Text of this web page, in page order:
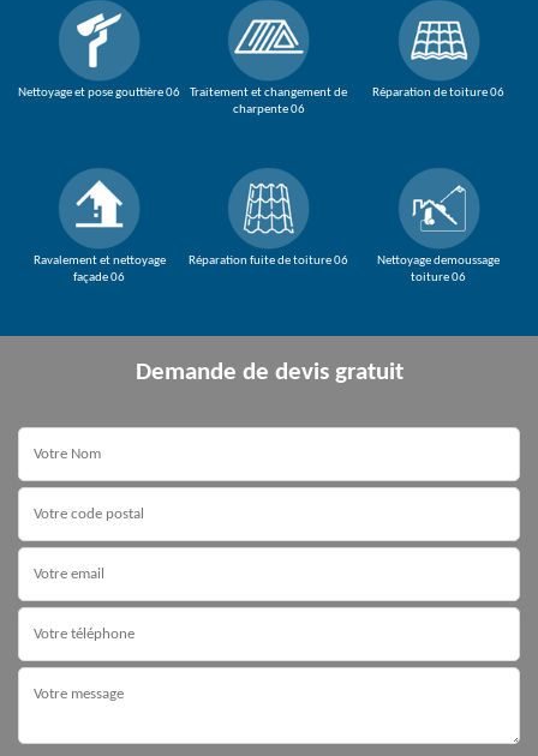
Nettoyage et pose gouttière 06
Ravalement et nettoyage
façade 06
Traitement et changement de
charpente 06
Réparation fuite de toiture 06
Réparation de toiture 06
Nettoyage demoussage
toiture 06
Demande de devis gratuit